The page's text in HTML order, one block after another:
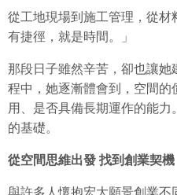
從工地現場到施工管理，從材
有捷徑，就是時間。」
那段日子雖然辛苦，卻也讓她
程中，她逐漸體會到，空間
用、是否具備長期運作的能
的基礎。
從空間思維出發 找到創業契機